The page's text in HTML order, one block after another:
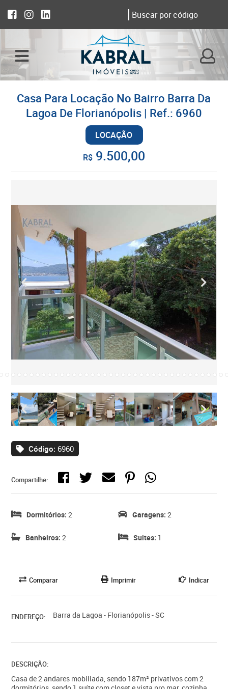
Casa Para Locação No Bairro Barra Da
Lagoa De Florianópolis | Ref.: 6960
LOCAÇÃO
R$ 9.500,00
Código: 6960
Compartilhe:
Dormitórios: 2
Banheiros: 2
Garagens: 2
Suites: 1
Comparar Imprimir Indicar
ENDEREÇO: Barra da Lagoa - Florianópolis - SC
DESCRIÇÃO:
Casa de 2 andares mobiliada, sendo 187m² privativos com 2